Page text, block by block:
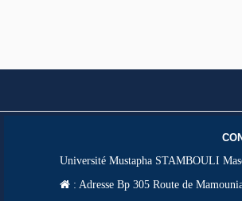
Université Mustapha STAMBOULI
: Adresse Bp 305 Route de